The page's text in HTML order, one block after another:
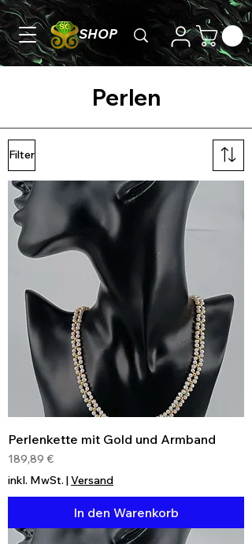
SHOP
Perlen
Filter
Perlenkette mit Gold und Armband
Preis
189,89 €
inkl. MwSt. |Versand
In den Warenkorb